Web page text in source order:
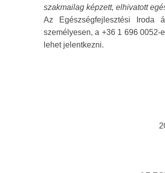
szakmailag képzett, elhivatott
Az Egészségfejlesztési Iroda
személyesen, a +36 1 696 0052-
lehet jelentkezni.